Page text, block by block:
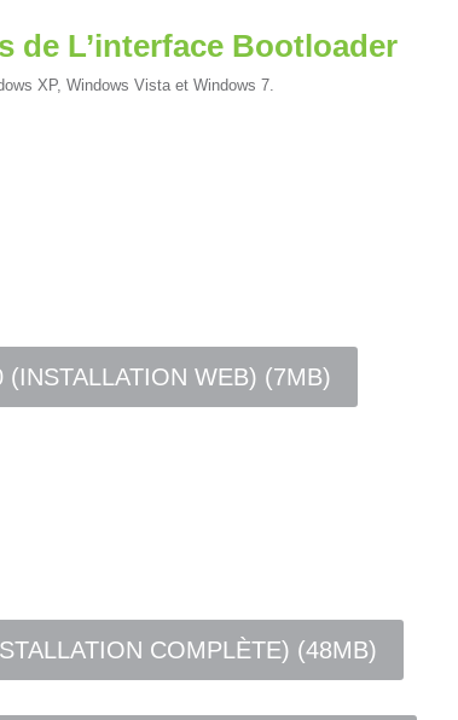
de L’interface Bootloader
XP, Windows Vista et Windows 7.
WEB) (7MB)
COMPLÈTE) (48MB)